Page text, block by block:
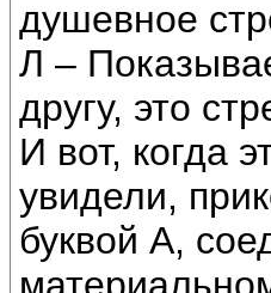
душевное
Л –
другу, это
И вот, когда
увидели,
буквой А,